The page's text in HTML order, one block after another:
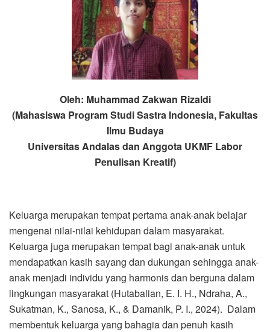
Oleh: Muhammad Zakwan Rizaldi
(Mahasiswa Program Studi Sastra Indonesia, Fakultas
Ilmu Budaya
Universitas Andalas dan Anggota UKMF Labor
Penulisan Kreatif)
Keluarga merupakan tempat pertama anak-anak belajar
mengenai nilai-nilai kehidupan dalam masyarakat.
Keluarga juga merupakan tempat bagi anak-anak untuk
mendapatkan kasih sayang dan dukungan sehingga anak-
anak menjadi individu yang harmonis dan berguna dalam
lingkungan masyarakat (Hutabalian, E. I. H., Ndraha, A.,
Sukatman, K., Sanosa, K., & Damanik, P. I., 2024). Dalam
membentuk keluarga yang bahagia dan penuh kasih